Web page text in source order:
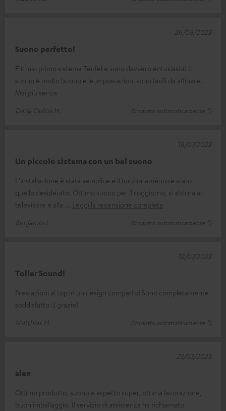
Suono perfetto!
È il mio primo sistema Teufel e sono davvero entusiasta! Il
suono è molto buono e le impostazioni sono facili da affinare.
Mai più senza
Daria Celina H.
(tradotto automaticamente *)
26/08/2023
Un piccolo sistema con un bel suono
L'installazione è stata semplice e il funzionamento è stato
quello desiderato. Ottimo suono per il soggiorno, si abbina al
televisore e alla
Leggi la recensione completa
Benjamin L.
(tradotto automaticamente *)
18/07/2023
Toller Sound!
Prestazioni al top in un design compatto! Sono completamente
soddisfatto :) grazie!
Matthias H.
(tradotto automaticamente *)
12/07/2023
alex
Ottimo prodotto, suono e aspetto super, ottima lavorazione,
buon imballaggio. Il servizio di assistenza ha richiamato
23/03/2023